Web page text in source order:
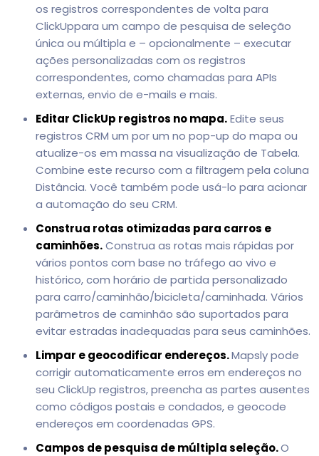
os registros correspondentes de volta para
ClickUppara um campo de pesquisa de seleção
única ou múltipla e – opcionalmente – executar
ações personalizadas com os registros
correspondentes, como chamadas para APIs
externas, envio de e-mails e mais.
Editar ClickUp registros no mapa.Edite seus
registros CRM um por um no pop-up do mapa ou
atualize-os em massa na visualização de Tabela.
Combine este recurso com a filtragem pela coluna
Distância. Você também pode usá-lo para acionar
a automação do seu CRM.
Construa rotas otimizadas para carros e
caminhões.Construa as rotas mais rápidas por
vários pontos com base no tráfego ao vivo e
histórico, com horário de partida personalizado
para carro/caminhão/bicicleta/caminhada. Vários
parâmetros de caminhão são suportados para
evitar estradas inadequadas para seus caminhões.
Limpar e geocodificar endereços.Mapsly pode
corrigir automaticamente erros em endereços no
seu ClickUp registros, preencha as partes ausentes
como códigos postais e condados, e geocode
endereços em coordenadas GPS.
Campos de pesquisa de múltipla seleção.O